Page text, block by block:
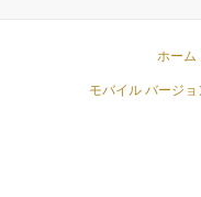
ホーム
モバイル バージ